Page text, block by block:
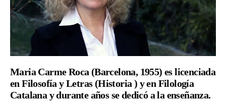
Maria Carme Roca (Barcelona, 1955) es licenciada
en Filosofía y Letras (Historia ) y en Filología
Catalana y durante años se dedicó a la enseñanza.